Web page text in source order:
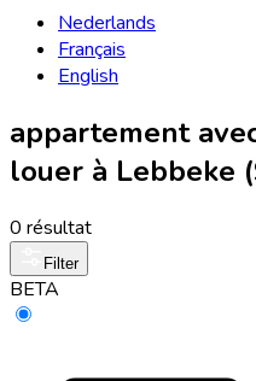
Nederlands
Français
English
appartement
louer à Lebbeke
0 résultat
Filter
BETA